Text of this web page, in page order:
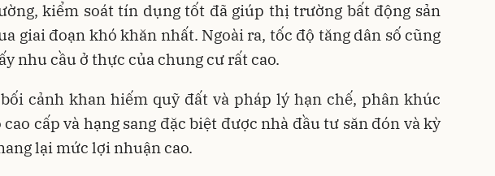
kiểm soát tín dụng tốt đã giúp thị trường bất động sản
giai đoạn khó khăn nhất. Ngoài ra, tốc độ tăng dân số cũng
nhu cầu ở thực của chung cư rất cao.
cảnh khan hiếm quỹ đất và pháp lý hạn chế, phân khúc
cao cấp và hạng sang đặc biệt được nhà đầu tư săn đón và kỳ
lại mức lợi nhuận cao.